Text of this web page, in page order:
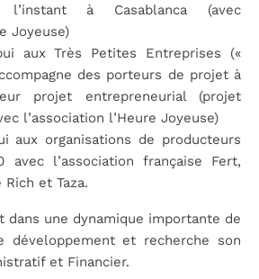
l’instant à Casablanca (avec
Joyeuse)
aux Très Petites Entreprises («
des porteurs de projet à
projet entrepreneurial (projet
l’association l’Heure Joyeuse)
aux organisations de producteurs
avec l’association française Fert,
et Taza.
dans une dynamique importante de
développement et recherche son
et Financier.